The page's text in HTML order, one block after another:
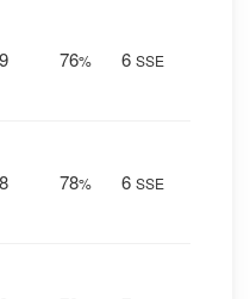
76% 6 SSE
78% 6 SSE